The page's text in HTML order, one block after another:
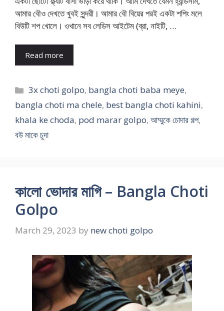
আমার বৌও দেখতে খুবই সুন্দরী। আমার বৌ বিয়ের পরই একটা শপিং মলে
বিউটি শপ খোলে। ওখানে সব লেডিস আইটেম (ব্রা, নাইটি, …
Read more
Categories
3x choti golpo, bangla choti baba meye,
bangla choti ma chele, best bangla choti kahini,
khala ke choda, pod marar golpo, আম্মুকে চোদার গল্প,
বউ মাকে চুদা
কালো ভোদার মাগি – Bangla Choti
Golpo
March 29, 2023 by new choti golpo